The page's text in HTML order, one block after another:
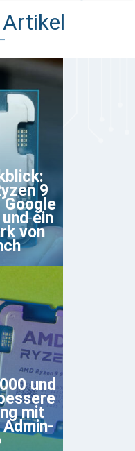
9
Google
ein
von
und
mit